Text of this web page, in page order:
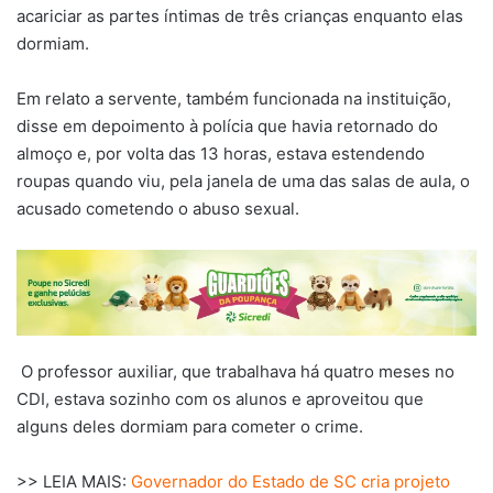
acariciar as partes íntimas de três crianças enquanto elas
dormiam.
Em relato a servente, também funcionada na instituição,
disse em depoimento à polícia que havia retornado do
almoço e, por volta das 13 horas, estava estendendo
roupas quando viu, pela janela de uma das salas de aula, o
acusado cometendo o abuso sexual.
O professor auxiliar, que trabalhava há quatro meses no
CDI, estava sozinho com os alunos e aproveitou que
alguns deles dormiam para cometer o crime.
>> LEIA MAIS: Governador do Estado de SC cria projeto